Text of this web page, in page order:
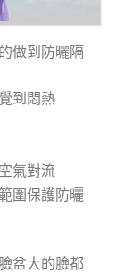
做到防曬隔
到悶熱
氣對流
圍保護防曬
盆大的臉都